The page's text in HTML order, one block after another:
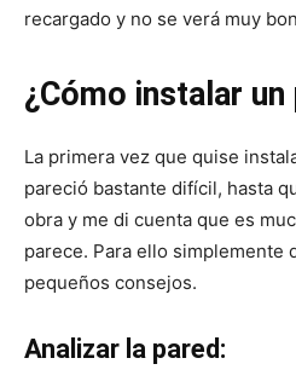
recargado y no se verá muy
¿Cómo instalar
La primera vez que quise
pareció bastante difícil, hasta
obra y me di cuenta que es
parece. Para ello simplemente
pequeños consejos.
Analizar la pared: